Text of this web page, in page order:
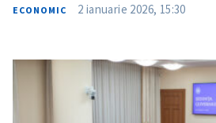
ECONOMIC 2 ianuarie 2026, 15:30